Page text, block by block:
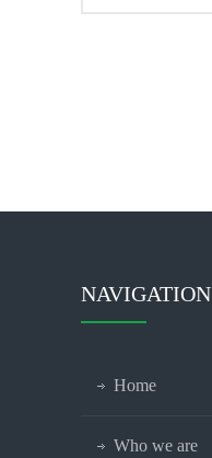
NAVIGATION
Home
Who we are